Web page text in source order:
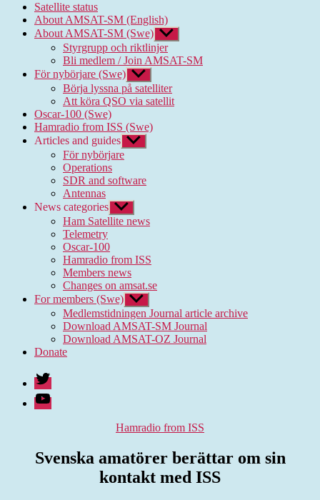
Satellite status
About AMSAT-SM (English)
About AMSAT-SM (Swe) Show
sub
menu
Styrgrupp och riktlinjer
Bli medlem / Join AMSAT-SM
För nybörjare (Swe) Show
sub
menu
Börja lyssna på satelliter
Att köra QSO via satellit
Oscar-100 (Swe)
Hamradio from ISS (Swe)
Articles and guides Show
sub
För nybörjare
Operations
SDR and software
Antennas
News categories Show
sub
menu
Ham Satellite news
Telemetry
Oscar-100
Hamradio from ISS
Members news
Changes on amsat.se
For members (Swe) Show
sub
menu
Medlemstidningen Journal article archive
Download AMSAT-SM Journal
Download AMSAT-OZ Journal
Donate
Twitter
Youtube
Categories
Hamradio from ISS
Svenska amatörer berättar om sin
kontakt med ISS